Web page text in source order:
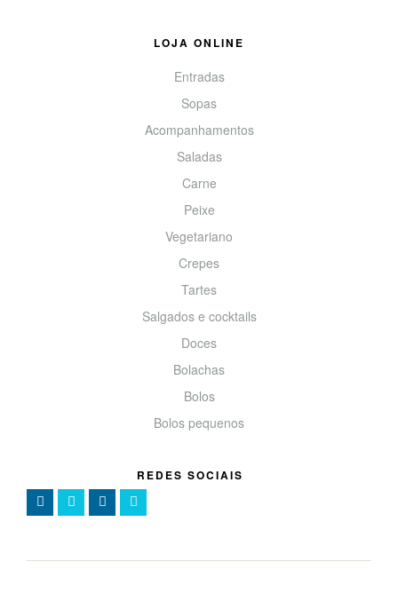
LOJA ONLINE
Entradas
Sopas
Acompanhamentos
Saladas
Carne
Peixe
Vegetariano
Crepes
Tartes
Salgados e cocktails
Doces
Bolachas
Bolos
Bolos pequenos
REDES SOCIAIS